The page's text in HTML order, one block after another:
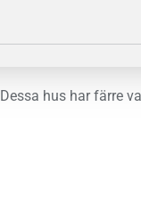
hus har färre